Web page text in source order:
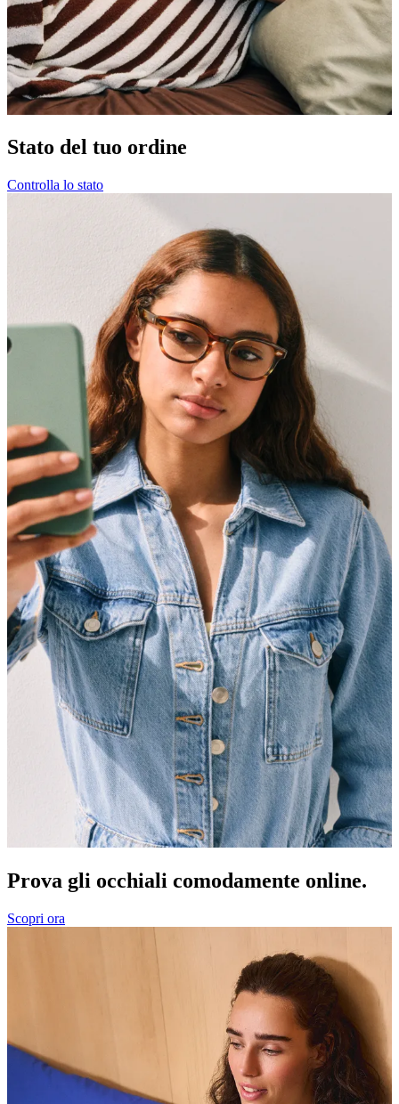
Stato del tuo ordine
Controlla lo stato
Prova gli occhiali comodamente online.
Scopri ora